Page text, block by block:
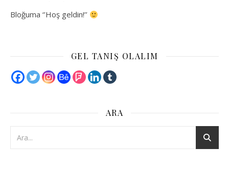
Bloğuma ‘’Hoş geldin!’’
GEL TANIŞ OLALIM
ARA